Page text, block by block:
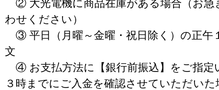
② 大光電機に商品在庫がある場合（お急
わせください）
③ 平日（月曜～金曜・祝日除く）の正午
文
④ お支払方法に【銀行前振込】をご指定
３時までにご入金を確認させていただいた